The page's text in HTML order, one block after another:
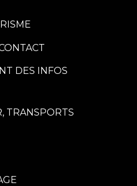
DES INFOS
TRANSPORTS